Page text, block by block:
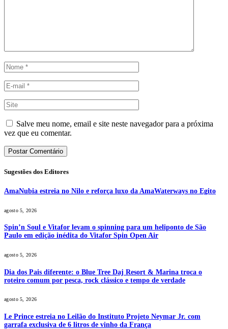
Salve meu nome, email e site neste navegador para a próxima
vez que eu comentar.
Sugestões dos Editores
AmaNubia estreia no Nilo e reforça luxo da AmaWaterways no Egito
agosto 5, 2026
Spin’n Soul e Vitafor levam o spinning para um heliponto de São
Paulo em edição inédita do Vitafor Spin Open Air
agosto 5, 2026
Dia dos Pais diferente: o Blue Tree Daj Resort & Marina troca o
roteiro comum por pesca, rock clássico e tempo de verdade
agosto 5, 2026
Le Prince estreia no Leilão do Instituto Projeto Neymar Jr. com
garrafa exclusiva de 6 litros de vinho da França